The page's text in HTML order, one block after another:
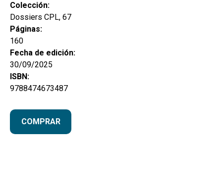
Colección:
Dossiers CPL, 67
Páginas:
160
Fecha de edición:
30/09/2025
ISBN:
9788474673487
COMPRAR